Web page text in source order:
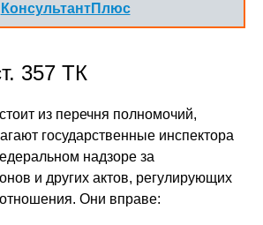
КонсультантПлюс
357 ТК
из перечня полномочий,
государственные инспектора
надзоре за
и других актов, регулирующих
Они вправе: